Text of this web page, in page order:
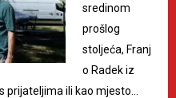
sredinom
prošlog
stoljeća, Franj
o Radek iz
prijateljima ili kao mjesto…